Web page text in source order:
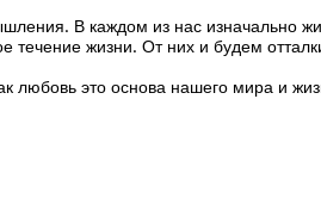
В каждом из нас изначально
течение жизни. От них и будем
любовь это основа нашего мира и